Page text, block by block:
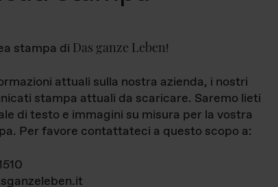
stampa di Das ganze Leben!
attuali sulla nostra azienda, i nostri
stampa attuali da scaricare. Saremo lieti
di testo e immagini su misura per la vostra
Per favore contattateci a questo scopo a: